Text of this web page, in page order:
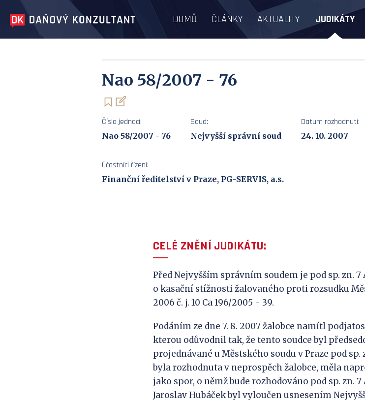
DOMŮ ČLÁNKY AKTUALITY JUDIKÁTY
Nao 58/2007 - 76
Číslo jednací:
Nao 58/2007 - 76
Soud:
Nejvyšší správní soud
Datum rozhodnutí:
24. 10. 2007
Účastníci řízení:
Finanční ředitelství v Praze, PG-SERVIS, a.s.
CELÉ ZNĚNÍ JUDIKÁTU:
Před Nejvyšším správním soudem je pod sp. zn.
o kasační stížnosti žalovaného proti rozsudku
2006 č. j. 10 Ca 196/2005 - 39.
Podáním ze dne 7. 8. 2007 žalobce namítl
kterou odůvodnil tak, že tento soudce byl
projednávané u Městského soudu v Praze pod sp.
byla rozhodnuta v neprospěch žalobce, měla
jako spor, o němž bude rozhodováno pod sp. zn. 7
Jaroslav Hubáček byl vyloučen usnesením